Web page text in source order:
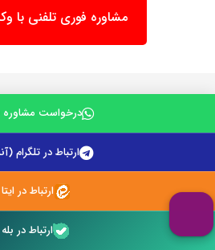
مشاوره فوری تلفنی با
درخواست
ارتباط در تلگرام
ارتباط در ایتا
ارتباط در بله